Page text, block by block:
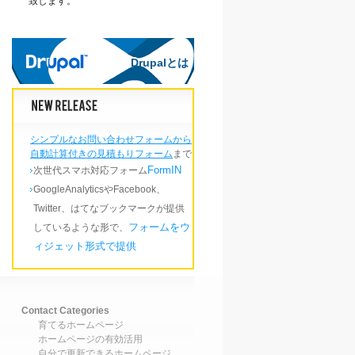
Drupalとは
Drupalとは
シンプルなお問い合わせフォームから
自動計算付きの見積もりフォーム まで
次世代スマホ対応フォーム FormIN
GoogleAnalyticsやFacebook、
Twitter、はてなブックマークが提供
しているような形で、 フォームをウ
ィジェット形式で提供
Contact Categories
育てるホームページ
ホームページの有効活用